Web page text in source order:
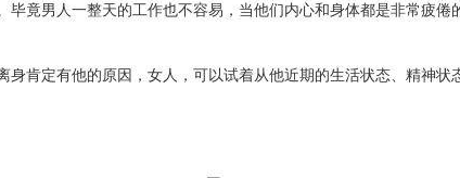
竟男人一整天的工作也不容易，当他们内心和身体都是非常疲倦
身肯定有他的原因，女人，可以试着从他近期的生活状态、精神